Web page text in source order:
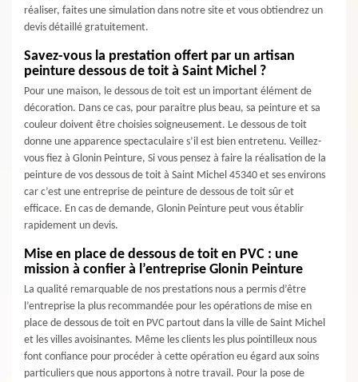
réaliser, faites une simulation dans notre site et vous obtiendrez un
devis détaillé gratuitement.
Savez-vous la prestation offert par un artisan
peinture dessous de toit à Saint Michel ?
Pour une maison, le dessous de toit est un important élément de
décoration. Dans ce cas, pour paraitre plus beau, sa peinture et sa
couleur doivent être choisies soigneusement. Le dessous de toit
donne une apparence spectaculaire s’il est bien entretenu. Veillez-
vous fiez à Glonin Peinture, Si vous pensez à faire la réalisation de la
peinture de vos dessous de toit à Saint Michel 45340 et ses environs
car c’est une entreprise de peinture de dessous de toit sûr et
efficace. En cas de demande, Glonin Peinture peut vous établir
rapidement un devis.
Mise en place de dessous de toit en PVC : une
mission à confier à l’entreprise Glonin Peinture
La qualité remarquable de nos prestations nous a permis d’être
l’entreprise la plus recommandée pour les opérations de mise en
place de dessous de toit en PVC partout dans la ville de Saint Michel
et les villes avoisinantes. Même les clients les plus pointilleux nous
font confiance pour procéder à cette opération eu égard aux soins
particuliers que nous apportons à notre travail. Pour la pose de